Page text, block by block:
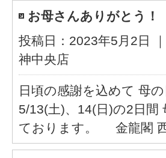
お母さんありがとう！
投稿日：2023年5月2日
神中央店
日頃の感謝を込めて 母
5/13(土)、14(日)の2日
ております。 金龍閣